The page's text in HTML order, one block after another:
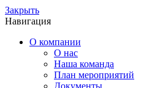
Закрыть
Навигация
О компании
О нас
Наша команда
План мероприятий
Документы